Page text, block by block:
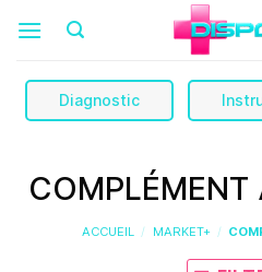
Diagnostic
COMPLÉMENT
ACCUEIL / MARKET+ /